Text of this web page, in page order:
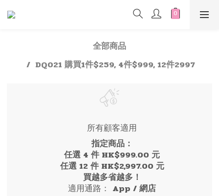
全部商品
DQ021 購買1件$259, 4件$999, 12件2997
所有顧客適用
指定商品：
任選 4 件 HK$999.00 元
任選 12 件 HK$2,997.00 元
買越多省越多！
適用通路： App /網店